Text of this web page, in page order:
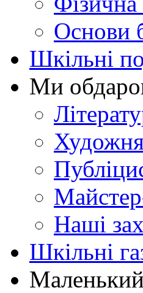
Основи
Шкільні
Ми
Художня
Наші
Шкільні
Маленький